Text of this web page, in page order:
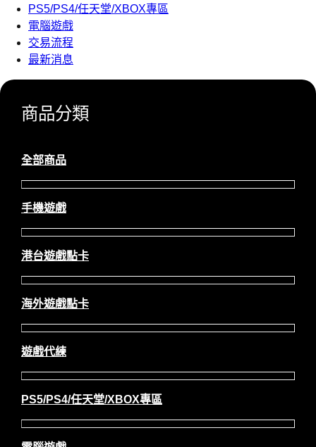
PS5/PS4/任天堂/XBOX專區
電腦遊戲
交易流程
最新消息
商品分類
全部商品
手機遊戲
港台遊戲點卡
海外遊戲點卡
遊戲代練
PS5/PS4/任天堂/XBOX專區